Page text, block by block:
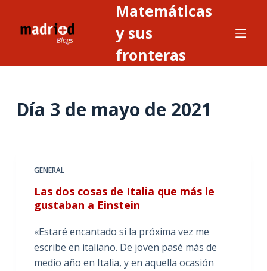
Matemáticas
y sus
fronteras
Día 3 de mayo de 2021
GENERAL
Las dos cosas de Italia que más le
gustaban a Einstein
«Estaré encantado si la próxima vez me
escribe en italiano. De joven pasé más de
medio año en Italia, y en aquella ocasión